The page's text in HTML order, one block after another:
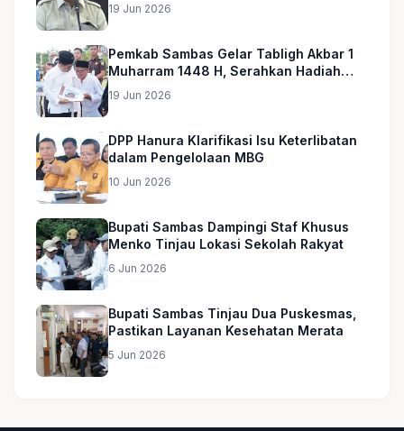
19 Jun 2026
Pemkab Sambas Gelar Tabligh Akbar 1
Muharram 1448 H, Serahkan Hadiah
Umroh untuk Guru Ngaji dan Imam
19 Jun 2026
DPP Hanura Klarifikasi Isu Keterlibatan
dalam Pengelolaan MBG
10 Jun 2026
Bupati Sambas Dampingi Staf Khusus
Menko Tinjau Lokasi Sekolah Rakyat
6 Jun 2026
Bupati Sambas Tinjau Dua Puskesmas,
Pastikan Layanan Kesehatan Merata
5 Jun 2026